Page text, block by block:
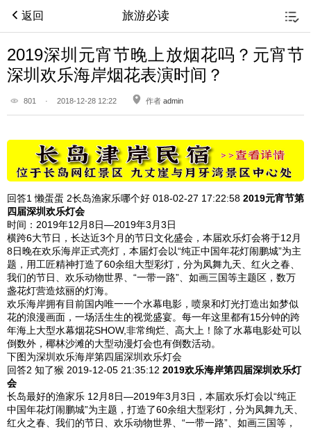
返回 旅游必读
2019深圳元宵节晚上放烟花吗？元宵节
深圳欢乐海岸烟花表演时间？
801 · 2018-12-28 12:22 作者 admin
回答1 懒蛋蛋 2长岛渔家乐哪个好 018-02-27 17:22:58 2019元宵节第
四届深圳欢乐灯会
时间：2019年12月8日—2019年3月3日
横跨6大节日，长达近3个月的节日文化盛会，本届欢乐灯会将于12月
8日晚在欢乐海岸正式亮灯，本届灯会以“纯正中国年花灯闹鹏城”为主
题，用工匠精神打造了60余组大型彩灯，分为凤舞九天、红火之春、
我们的节日、欢乐动物世界、“一带一路”、如画三国等主题区，数万
盏花灯营造炫丽的灯海。
欢乐海岸拥有目前国内唯一一个水幕电影，喷泉和灯光打造出如梦似
花的浪漫画面，一场活生生的视觉盛宴。每一年这里都有15分钟的跨
年海上大型水幕烟花SHOW,非常绚烂、高大上！除了水幕电影处可以
倒数外，椰林沙滩的大型动漫灯会也有倒数活动。
下图为深圳欢乐海岸第四届深圳欢乐灯会
回答2 知了猴 2019-12-05 21:35:12 2019欢乐海岸第四届深圳欢乐灯
会
长岛最好的渔家乐 12月8日—2019年3月3日 ，本届欢乐灯会以“纯正
中国年花灯闹鹏城”为主题，打造了60余组大型彩灯，分为凤舞九天、
红火之春、我们的节日、欢乐动物世界、“一带一路”、如画三国等，